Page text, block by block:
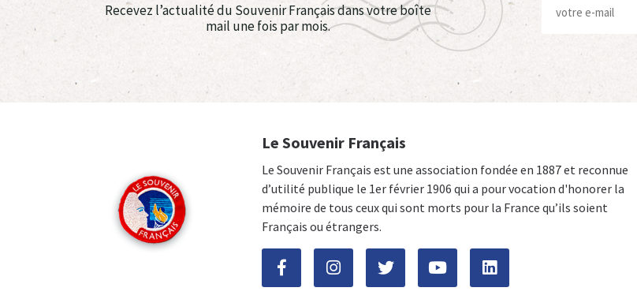
Recevez l’actualité du Souvenir Français dans votre boîte
mail une fois par mois.
Le Souvenir Français
Le Souvenir Français est une association fondée en 1887 et reconnue
d’utilité publique le 1er février 1906 qui a pour vocation d'honorer la
mémoire de tous ceux qui sont morts pour la France qu’ils soient
Français ou étrangers.